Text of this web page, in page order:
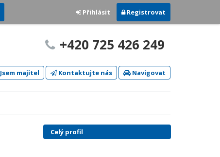
Přihlásit Registrovat
+420 725 426 249
Jsem majitel Kontaktujte nás Navigovat
Celý profil